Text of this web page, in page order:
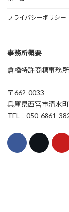
プライバシーポリシー
事務所概要
倉橋特許商標事務所
〒662-0033
兵庫県西宮市清水町
TEL：050-6861-